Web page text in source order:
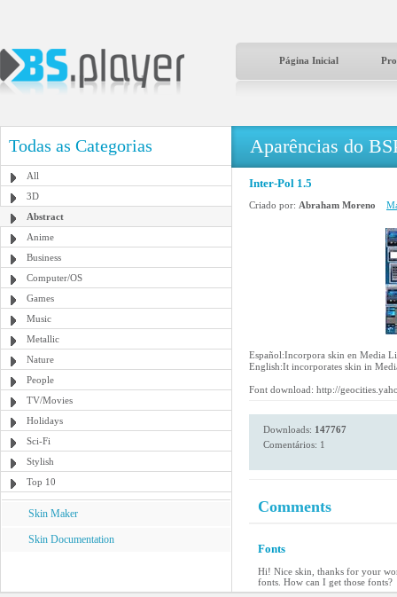
Página Inicial
Todas as Categorias
All
3D
Abstract
Anime
Business
Computer/OS
Games
Music
Metallic
Nature
People
TV/Movies
Holidays
Sci-Fi
Stylish
Top 10
Skin Maker
Skin Documentation
Aparências do
Inter-Pol 1.5
Criado por: Abraham Moreno
Español:Incorpora skin en Media
English:It incorporates skin in
Font download: http://
Downloads: 147767
Comentários: 1
Comments
Fonts
Hi! Nice skin, thanks for your
fonts. How can I get those fonts?